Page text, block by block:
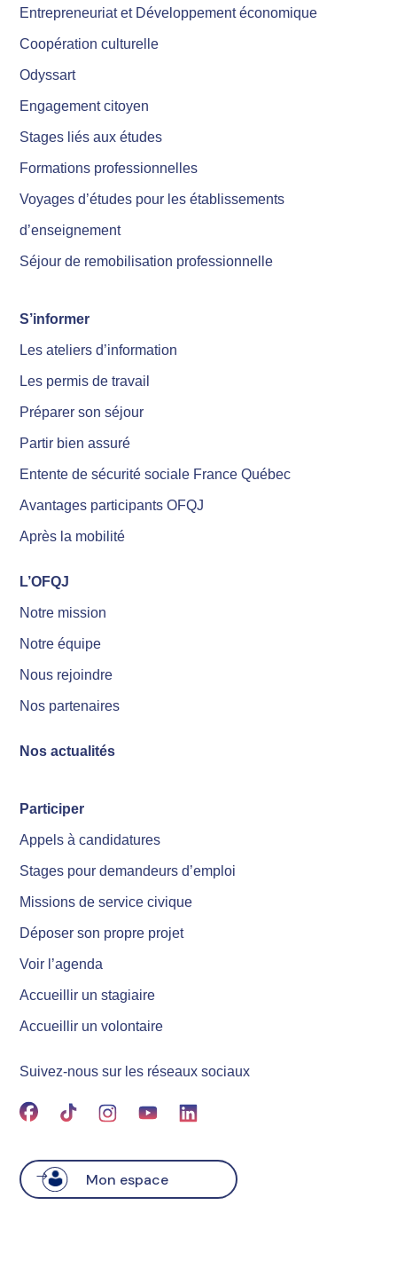
Entrepreneuriat et Développement économique
Coopération culturelle
Odyssart
Engagement citoyen
Stages liés aux études
Formations professionnelles
Voyages d’études pour les établissements
d’enseignement
Séjour de remobilisation professionnelle
S’informer
Les ateliers d’information
Les permis de travail
Préparer son séjour
Partir bien assuré
Entente de sécurité sociale France Québec
Avantages participants OFQJ
Après la mobilité
L’OFQJ
Notre mission
Notre équipe
Nous rejoindre
Nos partenaires
Nos actualités
Participer
Appels à candidatures
Stages pour demandeurs d’emploi
Missions de service civique
Déposer son propre projet
Voir l’agenda
Accueillir un stagiaire
Accueillir un volontaire
Suivez-nous sur les réseaux sociaux
Mon espace